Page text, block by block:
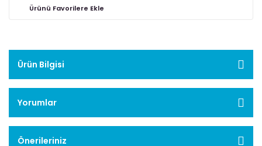
Ürün Bilgisi
Yorumlar
Önerileriniz